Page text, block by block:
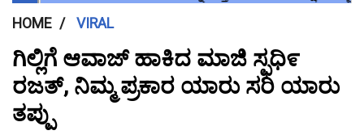
HOME VIRAL
ಗಿಲ್ಲಿಗೆ ಆವಾಜ್ ಹಾಕಿದ ಮಾಜಿ ಸ್ಫಧಿ೯
ರಜತ್, ನಿಮ್ಮ ಪ್ರಕಾರ ಯಾರು ಸರಿ ಯಾರು
ತಪ್ಪು